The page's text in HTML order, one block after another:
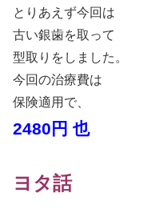
とりあえず今回は
古い銀歯を取って
型取りをしました。
今回の治療費は
保険適用で、
2480円 也
ヨタ話